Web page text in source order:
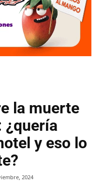
la muerte
¿quería
y eso lo
2024